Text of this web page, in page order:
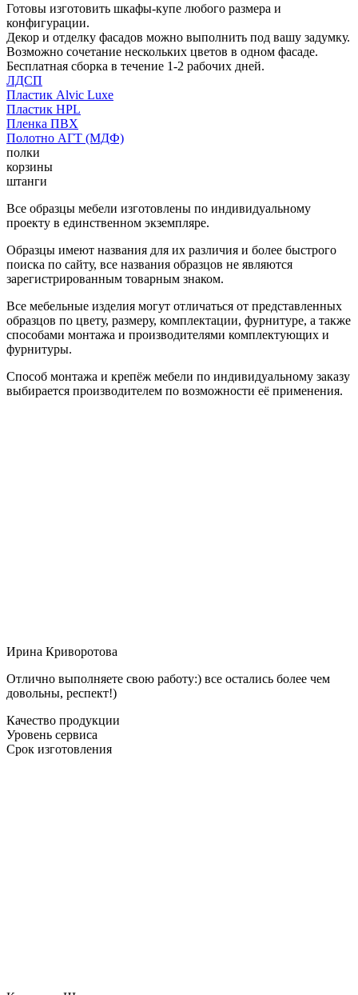
Готовы изготовить шкафы-купе любого размера и
конфигурации.
Декор и отделку фасадов можно выполнить под вашу задумку.
Возможно сочетание нескольких цветов в одном фасаде.
Бесплатная сборка в течение 1-2 рабочих дней.
ЛДСП
Пластик Alvic Luxe
Пластик HPL
Пленка ПВХ
Полотно АГТ (МДФ)
полки
корзины
штанги
Все образцы мебели изготовлены по индивидуальному
проекту в единственном экземпляре.
Образцы имеют названия для их различия и более быстрого
поиска по сайту, все названия образцов не являются
зарегистрированным товарным знаком.
Все мебельные изделия могут отличаться от представленных
образцов по цвету, размеру, комплектации, фурнитуре, а также
способами монтажа и производителями комплектующих и
фурнитуры.
Способ монтажа и крепёж мебели по индивидуальному заказу
выбирается производителем по возможности её применения.
Ирина Криворотова
Отлично выполняете свою работу:) все остались более чем
довольны, респект!)
Качество продукции
Уровень сервиса
Срок изготовления